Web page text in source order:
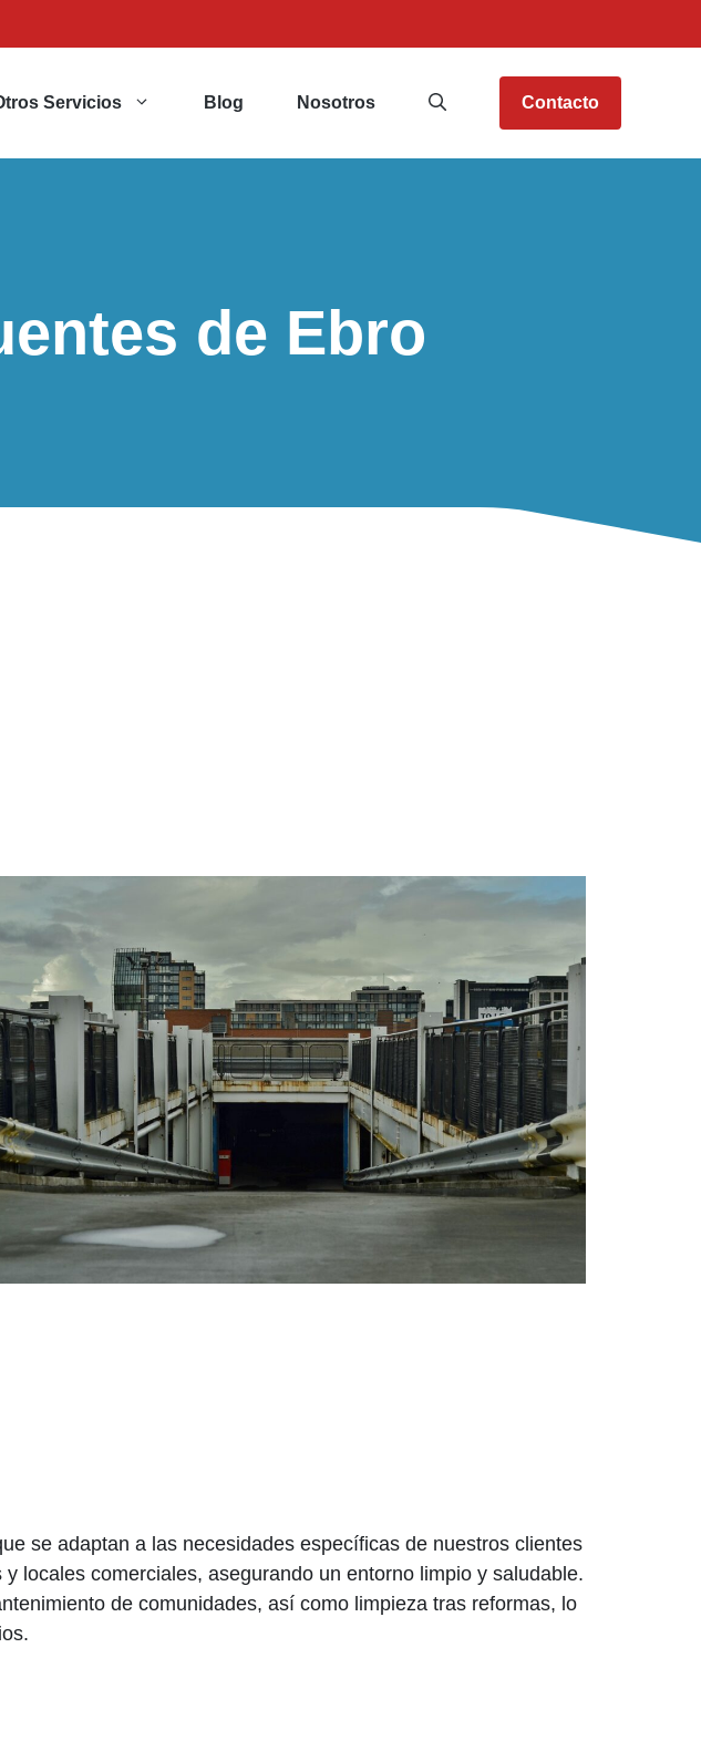
Servicios Blog Nosotros Contacto
de Ebro
se adaptan a las necesidades específicas de nuestros clientes
y locales comerciales, asegurando un entorno limpio y saludable.
de comunidades, así como limpieza tras reformas, lo